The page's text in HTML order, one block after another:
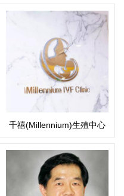
千禧(Millennium)生殖中心